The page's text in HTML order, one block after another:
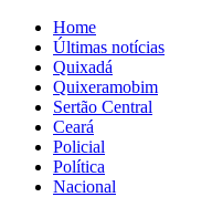
Home
Últimas notícias
Quixadá
Quixeramobim
Sertão Central
Ceará
Policial
Política
Nacional